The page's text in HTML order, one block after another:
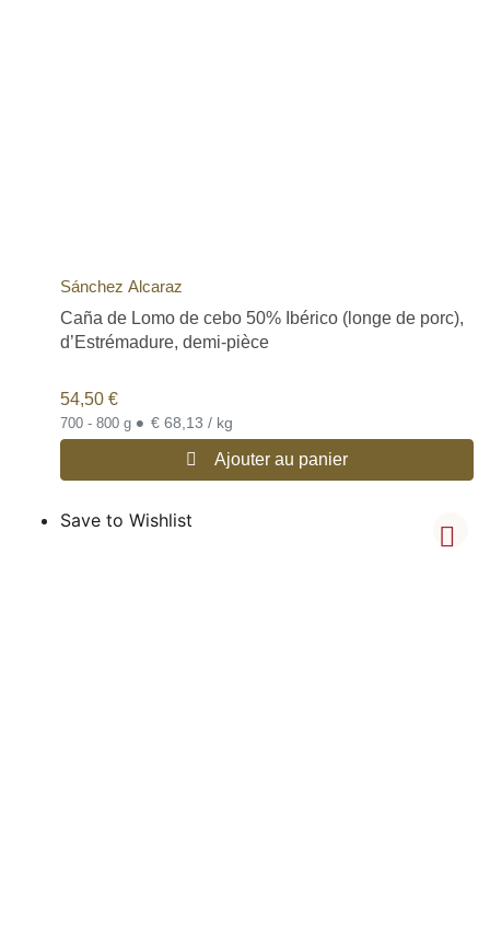
Sánchez Alcaraz
Caña de Lomo de cebo 50% Ibérico (longe de porc),
d’Estrémadure, demi-pièce
54,50 €
700 - 800 g • € 68,13 / kg
Ajouter au panier
Save to Wishlist